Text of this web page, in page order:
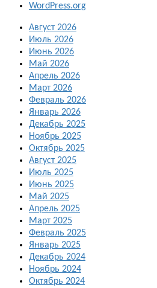
WordPress.org
Август 2026
Июль 2026
Июнь 2026
Май 2026
Апрель 2026
Март 2026
Февраль 2026
Январь 2026
Декабрь 2025
Ноябрь 2025
Октябрь 2025
Август 2025
Июль 2025
Июнь 2025
Май 2025
Апрель 2025
Март 2025
Февраль 2025
Январь 2025
Декабрь 2024
Ноябрь 2024
Октябрь 2024